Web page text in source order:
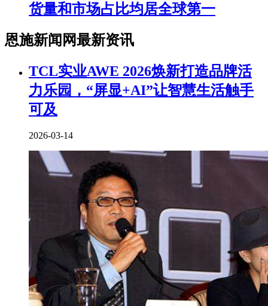
货量和市场占比均居全球第一
恩施新闻网最新资讯
TCL实业AWE 2026焕新打造品牌活
力乐园，“屏显+AI”让智慧生活触手
可及
2026-03-14